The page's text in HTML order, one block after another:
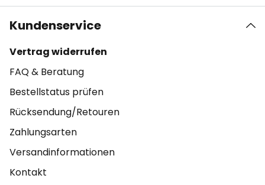
Kundenservice
Vertrag widerrufen
FAQ & Beratung
Bestellstatus prüfen
Rücksendung/Retouren
Zahlungsarten
Versandinformationen
Kontakt